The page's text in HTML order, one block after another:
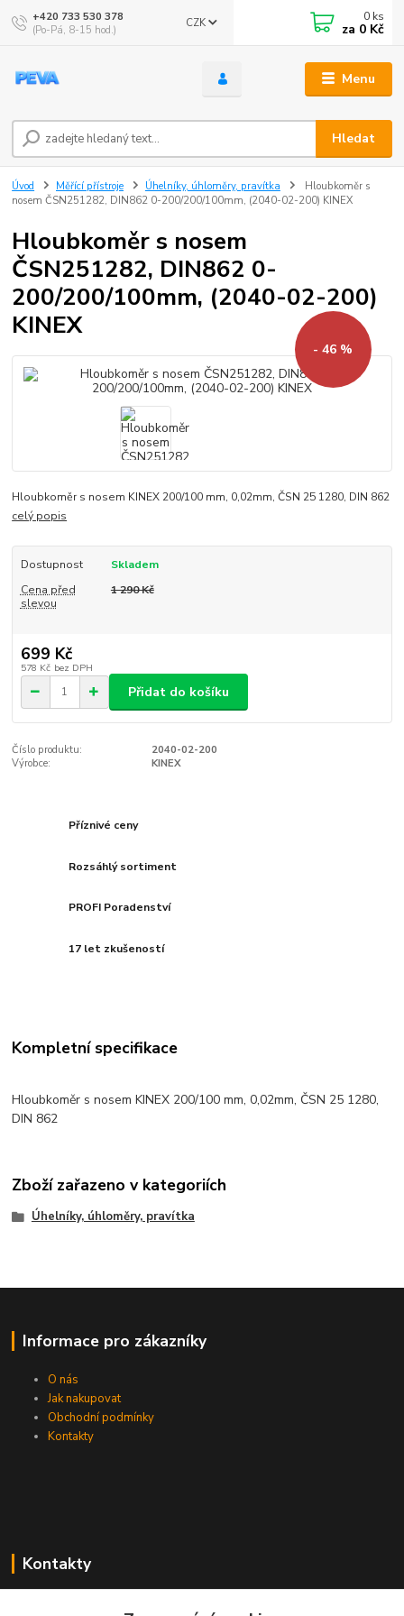
Menu
CZK
Hledat
+420 733 530 378
(Po-Pá, 8-15 hod.)
0 ks
za 0 Kč
Úvod Měřící přístroje Úhelníky, úhloměry, pravítka
Hloubkoměr s
nosem ČSN251282, DIN862 0-200/200/100mm, (2040-02-200) KINEX
Hloubkoměr s nosem
ČSN251282, DIN862 0-
200/200/100mm, (2040-02-200)
KINEX
- 46 %
Hloubkoměr s nosem KINEX 200/100 mm, 0,02mm, ČSN 25 1280, DIN 862
celý popis
Dostupnost
Skladem
Cena před
slevou
1 290 Kč
699 Kč
578 Kč bez DPH
Přidat do košíku
Číslo produktu:
2040-02-200
Výrobce:
KINEX
Příznivé ceny
Rozsáhlý sortiment
PROFI Poradenství
17 let zkušeností
Kompletní specifikace
Hloubkoměr s nosem KINEX 200/100 mm, 0,02mm, ČSN 25 1280,
DIN 862
Zboží zařazeno v kategoriích
Úhelníky, úhloměry, pravítka
Informace pro zákazníky
O nás
Jak nakupovat
Obchodní podmínky
Kontakty
Kontakty